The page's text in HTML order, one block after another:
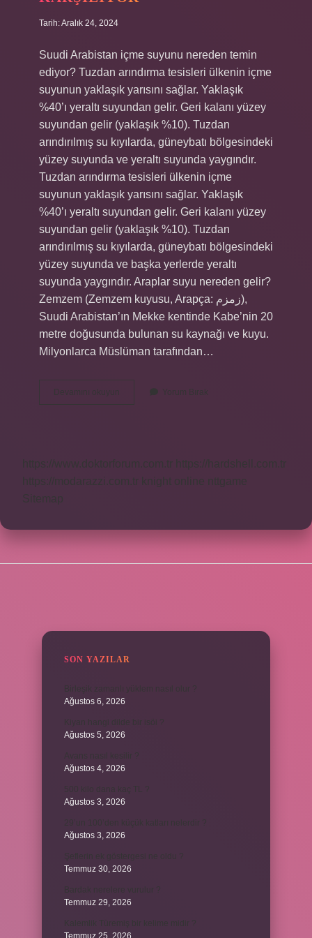
Tarih: Aralık 24, 2024
Suudi Arabistan içme suyunu nereden temin
ediyor? Tuzdan arındırma tesisleri ülkenin içme
suyunun yaklaşık yarısını sağlar. Yaklaşık
%40’ı yeraltı suyundan gelir. Geri kalanı yüzey
suyundan gelir (yaklaşık %10). Tuzdan
arındırılmış su kıyılarda, güneybatı bölgesindeki
yüzey suyunda ve yeraltı suyunda yaygındır.
Tuzdan arındırma tesisleri ülkenin içme
suyunun yaklaşık yarısını sağlar. Yaklaşık
%40’ı yeraltı suyundan gelir. Geri kalanı yüzey
suyundan gelir (yaklaşık %10). Tuzdan
arındırılmış su kıyılarda, güneybatı bölgesindeki
yüzey suyunda ve başka yerlerde yeraltı
suyunda yaygındır. Araplar suyu nereden gelir?
Zemzem (Zemzem kuyusu, Arapça: زمزم),
Suudi Arabistan’ın Mekke kentinde Kabe’nin 20
metre doğusunda bulunan su kaynağı ve kuyu.
Milyonlarca Müslüman tarafından…
Devamını okuyun
Arabistan
Yorum Bırak
https://www.doktorforum.com.tr
https://hardshell.com.tr
https://modarazzi.com.tr
knight online
nttgame
SON YAZILAR
Ağustos 6, 2026
Ağustos 5, 2026
Ağustos 4, 2026
Ağustos 3, 2026
Ağustos 3, 2026
Temmuz 30, 2026
Temmuz 29, 2026
Temmuz 25, 2026